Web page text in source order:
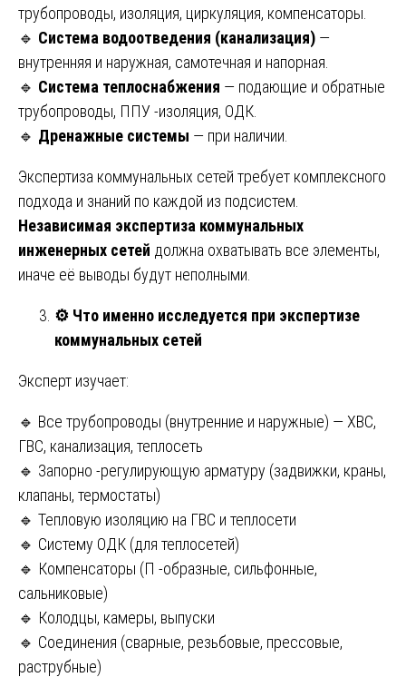
трубопроводы, изоляция, циркуляция, компенсаторы.
🔹 Система водоотведения (канализация) —
внутренняя и наружная, самотечная и напорная.
🔹 Система теплоснабжения — подающие и обратные
трубопроводы, ППУ -изоляция, ОДК.
🔹 Дренажные системы — при наличии.
Экспертиза коммунальных сетей требует комплексного
подхода и знаний по каждой из подсистем.
Независимая экспертиза коммунальных
инженерных сетей должна охватывать все элементы,
иначе её выводы будут неполными.
⚙️ Что именно исследуется при экспертизе
коммунальных сетей
Эксперт изучает:
🔹 Все трубопроводы (внутренние и наружные) — ХВС,
ГВС, канализация, теплосеть
🔹 Запорно -регулирующую арматуру (задвижки, краны,
клапаны, термостаты)
🔹 Тепловую изоляцию на ГВС и теплосети
🔹 Систему ОДК (для теплосетей)
🔹 Компенсаторы (П -образные, сильфонные,
сальниковые)
🔹 Колодцы, камеры, выпуски
🔹 Соединения (сварные, резьбовые, прессовые,
раструбные)